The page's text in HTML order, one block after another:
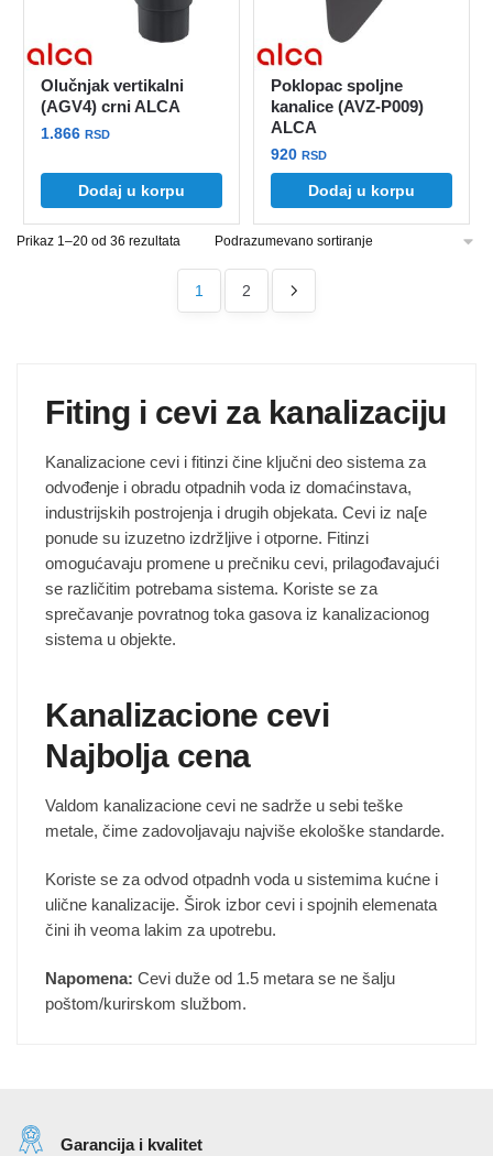
Olučnjak vertikalni
(AGV4) crni ALCA
1.866RSD
Dodaj u korpu
Poklopac spoljne
kanalice (AVZ-P009)
ALCA
920RSD
Dodaj u korpu
Prikaz 1–20 od 36 rezultata
1 2
Fiting i cevi za kanalizaciju
Kanalizacione cevi i fitinzi čine ključni deo sistema za
odvođenje i obradu otpadnih voda iz domaćinstava,
industrijskih postrojenja i drugih objekata. Cevi iz na[e
ponude su izuzetno izdržljive i otporne. Fitinzi
omogućavaju promene u prečniku cevi, prilagođavajući
se različitim potrebama sistema. Koriste se za
sprečavanje povratnog toka gasova iz kanalizacionog
sistema u objekte.
Kanalizacione cevi
Najbolja cena
Valdom kanalizacione cevi ne sadrže u sebi teške
metale, čime zadovoljavaju najviše ekološke standarde.
Koriste se za odvod otpadnh voda u sistemima kućne i
ulične kanalizacije. Širok izbor cevi i spojnih elemenata
čini ih veoma lakim za upotrebu.
Napomena: Cevi duže od 1.5 metara se ne šalju
poštom/kurirskom službom.
Garancija i kvalitet